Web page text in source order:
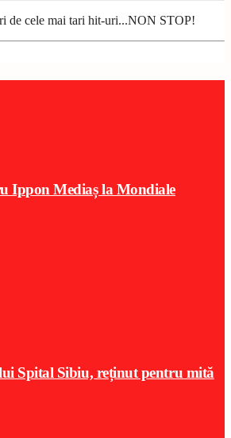
de cele mai tari hit-uri...NON STOP!
Ippon Mediaș la Mondiale
Spital Sibiu, reținut pentru mită